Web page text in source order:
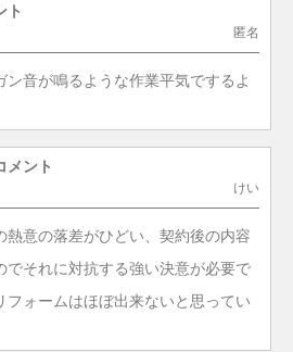
ト
匿名
音が鳴るような作業平気でするよ
メント
けい
熱意の落差がひどい、契約後の内容
でそれに対抗する強い決意が必要で
フォームはほぼ出来ないと思ってい